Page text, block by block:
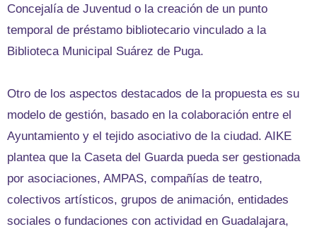
Concejalía de Juventud o la creación de un punto
temporal de préstamo bibliotecario vinculado a la
Biblioteca Municipal Suárez de Puga.
Otro de los aspectos destacados de la propuesta es su
modelo de gestión, basado en la colaboración entre el
Ayuntamiento y el tejido asociativo de la ciudad. AIKE
plantea que la Caseta del Guarda pueda ser gestionada
por asociaciones, AMPAS, compañías de teatro,
colectivos artísticos, grupos de animación, entidades
sociales o fundaciones con actividad en Guadalajara,